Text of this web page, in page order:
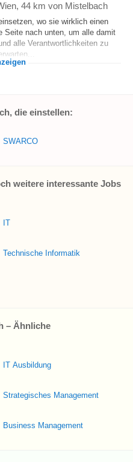
, 44 km von Mistelbach
wo sie wirklich einen
Seite nach unten, um alle damit
alle Verantwortlichkeiten zu
die einstellen:
SWARCO
weitere interessante Jobs
IT
Technische Informatik
– Ähnliche
IT Ausbildung
Strategisches Management
Business Management